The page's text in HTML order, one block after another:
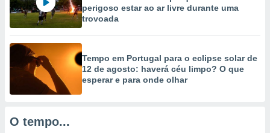
criar
medir
da
medir o
os
perigoso estar ao ar livre durante uma
trovoada
Tempo em Portugal para o eclipse solar de
12 de agosto: haverá céu limpo? O que
esperar e para onde olhar
O tempo...